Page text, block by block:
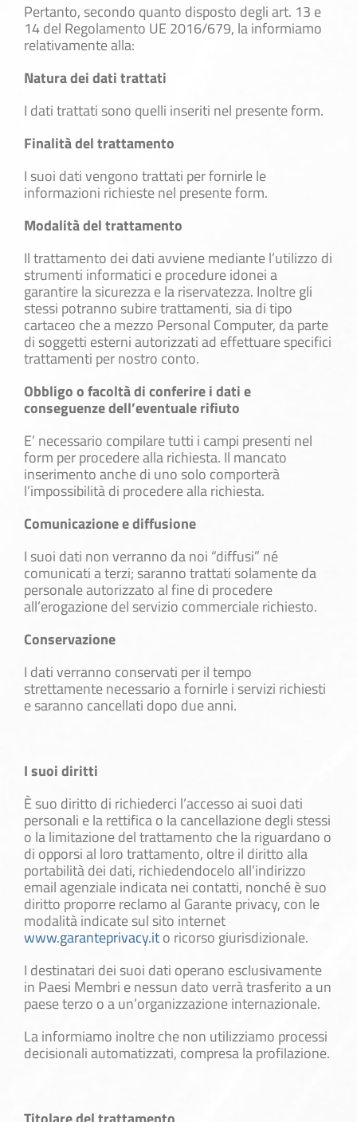
Pertanto, secondo quanto disposto degli art. 13 e
14 del Regolamento UE 2016/679, la informiamo
relativamente alla:
Natura dei dati trattati
I dati trattati sono quelli inseriti nel presente form.
Finalità del trattamento
I suoi dati vengono trattati per fornirle le
informazioni richieste nel presente form.
Modalità del trattamento
Il trattamento dei dati avviene mediante l’utilizzo di
strumenti informatici e procedure idonei a
garantire la sicurezza e la riservatezza. Inoltre gli
stessi potranno subire trattamenti, sia di tipo
cartaceo che a mezzo Personal Computer, da parte
di soggetti esterni autorizzati ad effettuare specifici
trattamenti per nostro conto.
Obbligo o facoltà di conferire i dati e
conseguenze dell’eventuale rifiuto
E’ necessario compilare tutti i campi presenti nel
form per procedere alla richiesta. Il mancato
inserimento anche di uno solo comporterà
l’impossibilità di procedere alla richiesta.
Comunicazione e diffusione
I suoi dati non verranno da noi “diffusi” né
comunicati a terzi; saranno trattati solamente da
personale autorizzato al fine di procedere
all’erogazione del servizio commerciale richiesto.
Conservazione
I dati verranno conservati per il tempo
strettamente necessario a fornirle i servizi richiesti
e saranno cancellati dopo due anni.
I suoi diritti
È suo diritto di richiederci l’accesso ai suoi dati
personali e la rettifica o la cancellazione degli stessi
o la limitazione del trattamento che la riguardano o
di opporsi al loro trattamento, oltre il diritto alla
portabilità dei dati, richiedendocelo all’indirizzo
email agenziale indicata nei contatti, nonché è suo
diritto proporre reclamo al Garante privacy, con le
modalità indicate sul sito internet
www.garanteprivacy.ito ricorso giurisdizionale.
I destinatari dei suoi dati operano esclusivamente
in Paesi Membri e nessun dato verrà trasferito a un
paese terzo o a un’organizzazione internazionale.
La informiamo inoltre che non utilizziamo processi
decisionali automatizzati, compresa la profilazione.